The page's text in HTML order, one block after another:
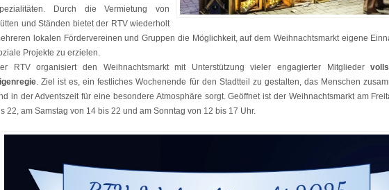
Durch die Vermietung von
und Ständen bietet der RTV wiederholt
lokalen Fördervereinen und Gruppen die Möglichkeit, auf dem Weihnachtsmarkt eigene
Projekte zu erzielen.
RTV organisiert den Weihnachtsmarkt mit Unterstützung vieler engagierter Mitglieder
. Ziel ist es, ein festliches Wochenende für den Stadtteil zu gestalten, das Menschen
in der Adventszeit für eine besondere Atmosphäre sorgt. Geöffnet ist der Weihnachtsmarkt am
22, am Samstag von 14 bis 22 und am Sonntag von 12 bis 17 Uhr.